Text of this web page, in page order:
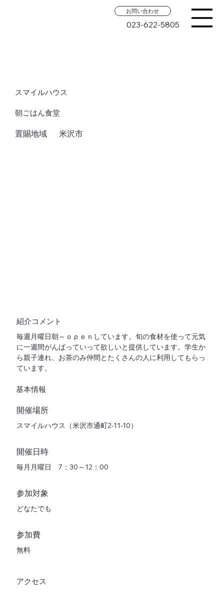
お問い合わせ
023-622-5805
スマイルハウス
朝ごはん食堂
置賜地域 米沢市
紹介コメント
毎週月曜日朝～ｏｐｅｎしています。旬の食材を使って元気
に一週間がんばっていって欲しいと提供しています。学生か
ら親子連れ、お茶のみ仲間とたくさんの人に利用してもらっ
ています。
基本情報
開催場所
スマイルハウス（米沢市通町2-11-10）
開催日時
毎月月曜日 7：30～12：00
参加対象
どなたでも
参加費
無料
アクセス